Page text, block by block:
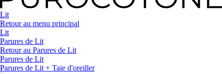
Lit
Retour au menu principal
Lit
Parures de Lit
Retour au Parures de Lit
Parures de Lit
Parures de Lit + Taie d'oreiller